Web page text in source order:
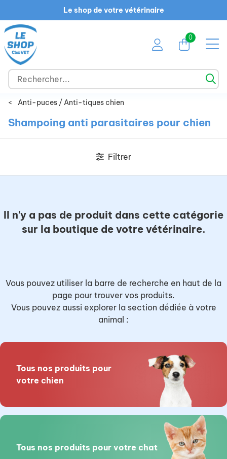
Le shop de votre vétérinaire
0
< Anti-puces / Anti-tiques chien
Shampoing anti parasitaires pour chien
Filtrer
Il n'y a pas de produit dans cette catégorie
sur la boutique de votre vétérinaire.
Vous pouvez utiliser la barre de recherche en haut de la
page pour trouver vos produits.
Vous pouvez aussi explorer la section dédiée à votre
animal :
Tous nos produits pour
votre chien
Tous nos produits pour votre chat